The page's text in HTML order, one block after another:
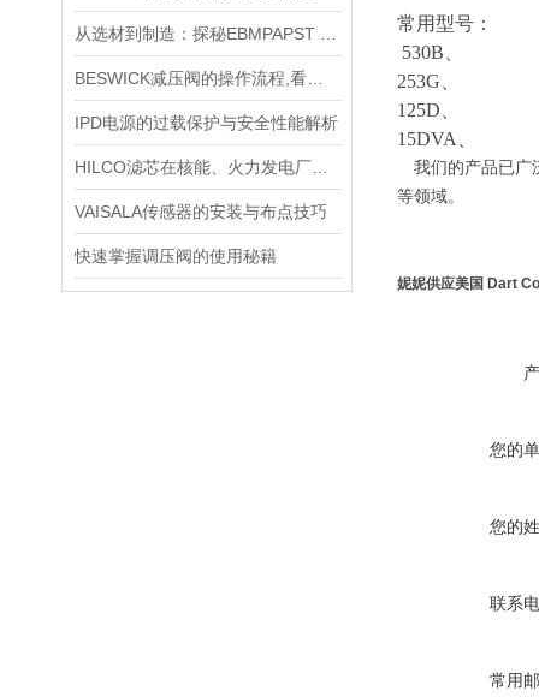
IPD电源的过载保护与安全性能解析
VAISALA传感器的安装与布点技巧
快速掌握调压阀的使用秘籍
常用型号：
530B、
253G、
125D、
15DVA、
我们的产品已广
等领域。
妮妮供应美国 Dart
您的
您的
联系
常用